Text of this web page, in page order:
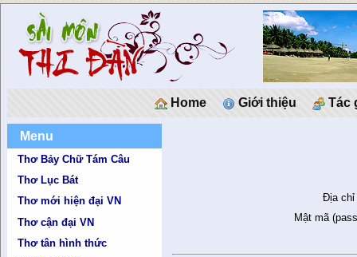
Home Giới thiệu Tác
Menu
Thơ Bảy Chữ Tám Câu
Thơ Lục Bát
Thơ mới hiện đại VN
Thơ cận đại VN
Thơ tân hình thức
Địa chỉ
Mật mã